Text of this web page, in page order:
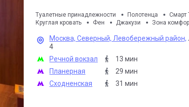
Туалетные принадлежности Полотенца Смарт
Круглая кровать
Фен Джакузи Зона
Москва,Северный,Левобережный район,
4
Речной вокзал
13 мин
Планерная
29 мин
Сходненская
31 мин